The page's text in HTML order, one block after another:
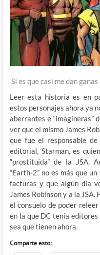
Si es que casi me dan
Leer esta historia es en
estos personajes ahora ya
aberrantes e “imagineras”
ver que el mismo James
que fue el responsable
editorial, Starman, es
“prostituida” de la JSA.
“Earth-2” no es más que
facturas y que algún día
James Robinson y a la
el consuelo de poder
en la que DC tenía
sea que tienen ahora.
Comparte esto: